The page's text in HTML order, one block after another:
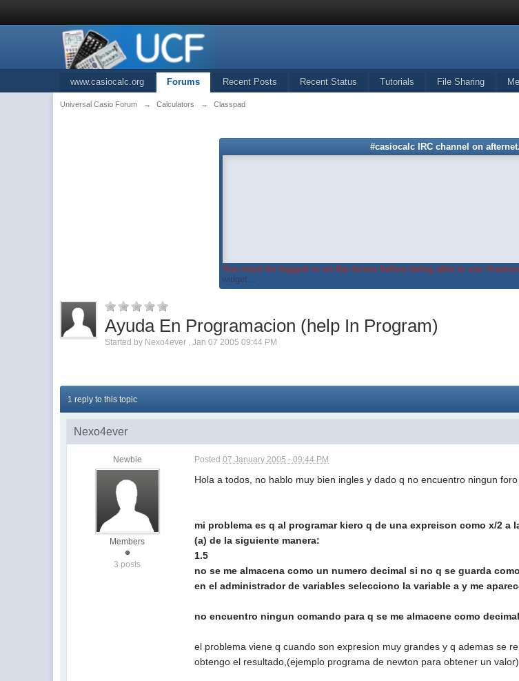
www.casiocalc.org Forums Recent Posts Recent Status Tutorials File Sharing
Universal Casio Forum → Calculators → Classpad
#casiocalc IRC channel on
You must be logged in on the forum before being able to use
widget...
Ayuda En Programacion (help In Program)
Started by Nexo4ever ,Jan 07 2005 09:44 PM
1 reply to this topic
Nexo4ever
Newbie
Members
3 posts
Posted07 January 2005 - 09:44 PM
Hola a todos, no hablo muy bien ingles y dado q no encuentro ningun
mi problema es q al programar kiero q de una expreison como x/2
(a) de la siguiente manera:
1.5
no se me almacena como un numero decimal si no q se guarda
en el administrador de variables selecciono la variable a y me
no encuentro ningun comando para q se me almacene como
el problema viene q cuando son expresion muy grandes y q ademas se
obtengo el resultado,(ejemplo programa de newton para obtener un valor)